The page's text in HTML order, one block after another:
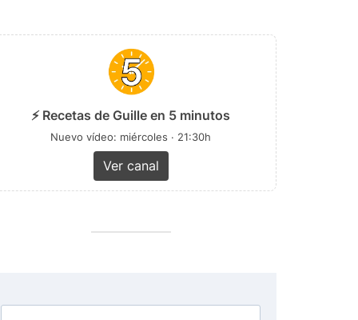
⚡ Recetas de Guille en 5 minutos
Nuevo vídeo: miércoles · 21:30h
Ver canal